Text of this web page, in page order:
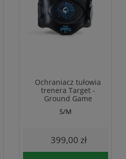
Ochraniacz tułowia
trenera Target -
Ground Game
S/M
399,00 zł